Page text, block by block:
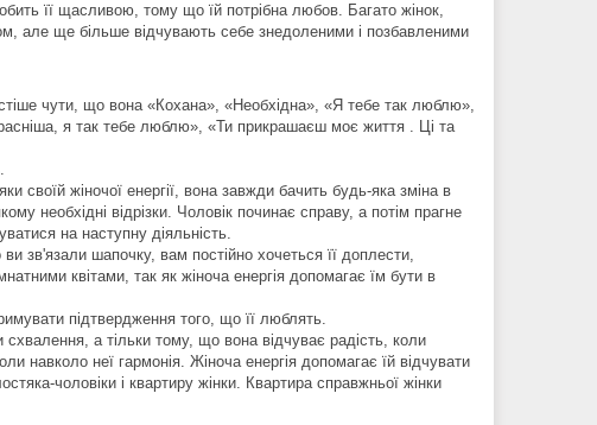
її щасливою, тому що їй потрібна любов. Багато жінок,
але ще більше відчувають себе знедоленими і позбавленими
чути, що вона «Кохана», «Необхідна», «Я тебе так люблю»,
я так тебе люблю», «Ти прикрашаєш моє життя . Ці та
своїй жіночої енергії, вона завжди бачить будь-яка зміна в
необхідні відрізки. Чоловік починає справу, а потім прагне
на наступну діяльність.
зв'язали шапочку, вам постійно хочеться її доплести,
квітами, так як жіноча енергія допомагає їм бути в
підтвердження того, що її люблять.
а тільки тому, що вона відчуває радість, коли
навколо неї гармонія. Жіноча енергія допомагає їй відчувати
чоловіки і квартиру жінки. Квартира справжньої жінки